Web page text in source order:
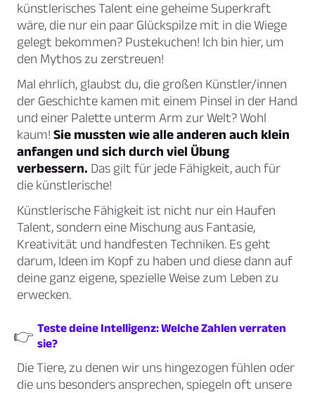
künstlerisches Talent eine geheime Superkraft
wäre, die nur ein paar Glückspilze mit in die Wiege
gelegt bekommen? Pustekuchen! Ich bin hier, um
den Mythos zu zerstreuen!
Mal ehrlich, glaubst du, die großen Künstler/innen
der Geschichte kamen mit einem Pinsel in der Hand
und einer Palette unterm Arm zur Welt? Wohl
kaum! Sie mussten wie alle anderen auch klein
anfangen und sich durch viel Übung
verbessern. Das gilt für jede Fähigkeit, auch für
die künstlerische!
Künstlerische Fähigkeit ist nicht nur ein Haufen
Talent, sondern eine Mischung aus Fantasie,
Kreativität und handfesten Techniken. Es geht
darum, Ideen im Kopf zu haben und diese dann auf
deine ganz eigene, spezielle Weise zum Leben zu
erwecken.
👉 Teste deine Intelligenz: Welche Zahlen verraten
sie?
Die Tiere, zu denen wir uns hingezogen fühlen oder
die uns besonders ansprechen, spiegeln oft unsere